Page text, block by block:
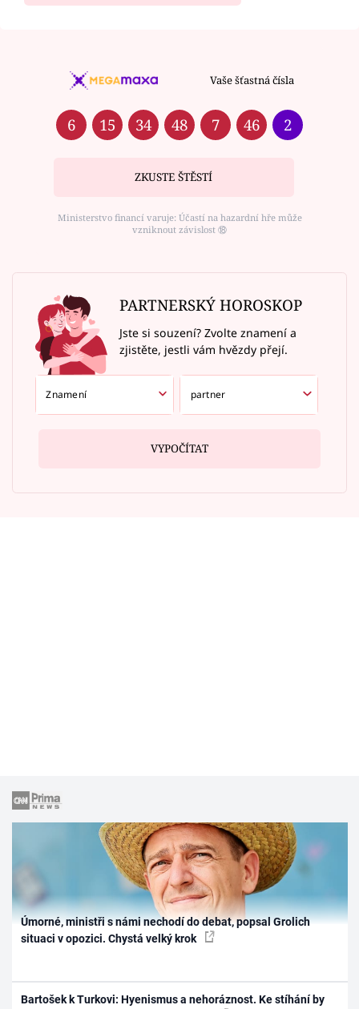
Vaše šťastná čísla
6 15 34 48 7 46 2
ZKUSTE ŠTĚSTÍ
Ministerstvo financí varuje: Účastí na hazardní hře může
vzniknout závislost ⑱
PARTNERSKÝ HOROSKOP
Jste si souzení? Zvolte znamení a
zjistěte, jestli vám hvězdy přejí.
VYPOČÍTAT
Úmorné, ministři s námi nechodí do debat, popsal Grolich
situaci v opozici. Chystá velký krok
Bartošek k Turkovi: Hyenismus a nehoráznost. Ke stíhání by